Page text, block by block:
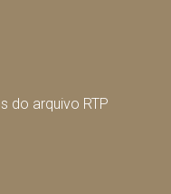
do arquivo RTP